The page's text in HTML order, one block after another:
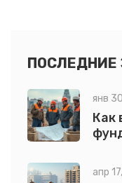
Простые советы
ПОСЛЕДНИЕ
янв
Как
апр